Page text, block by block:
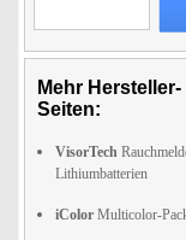
Mehr Hersteller-
Seiten:
VisorTech
Lithiumbatterien
iColor Multicolor-